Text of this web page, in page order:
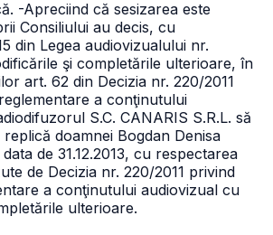
-Apreciind că sesizarea este
Consiliului au decis, cu
din Legea audiovizualului nr.
şi completările ulterioare, în
art. 62 din Decizia nr. 220/2011
a conţinutului
S.C. CANARIS S.R.L. să
doamnei Bogdan Denisa
de 31.12.2013, cu respectarea
de Decizia nr. 220/2011 privind
a conţinutului audiovizual cu
ulterioare.